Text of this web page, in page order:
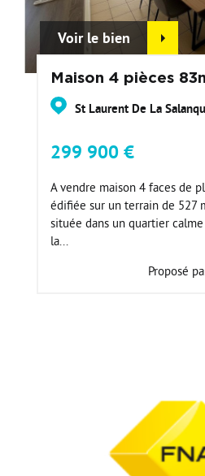
Voir le bien
Maison 4 pièces
St Laurent De La
299 900 €
A vendre maison 4 faces de
édifiée sur un terrain de 527
située dans un quartier
la...
Proposé